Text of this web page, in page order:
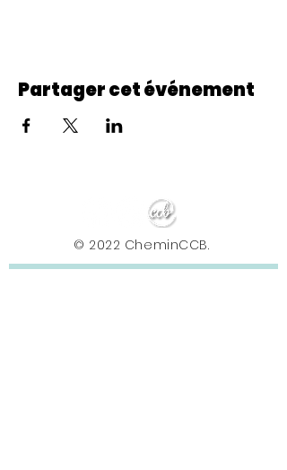
Partager cet événement
© 2022 CheminCCB.